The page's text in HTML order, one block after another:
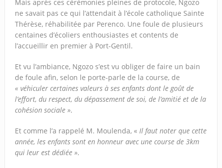
Mais après ces cérémonies pleines de protocole, Ngozo
ne savait pas ce qui l’attendait à l’école catholique Sainte
Thérèse, réhabilitée par Perenco. Une foule de plusieurs
centaines d’écoliers enthousiastes et contents de
l’accueillir en premier à Port-Gentil.
Et vu l’ambiance, Ngozo s’est vu obliger de faire un bain
de foule afin, selon le porte-parle de la course, de
« véhiculer certaines valeurs à ses enfants dont le goût de
l’effort, du respect, du dépassement de soi, de l’amitié et de la
cohésion sociale ».
Et comme l’a rappelé M. Moulenda, « Il faut noter que cette
année, les enfants sont en honneur avec une course de 3km
qui leur est dédiée ».